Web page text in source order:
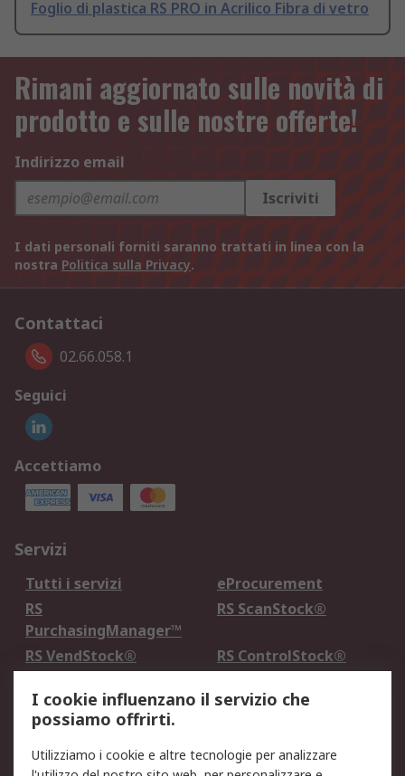
Foglio di plastica RS PRO in Acrilico Fibra di vetro
Rimani aggiornato sulle novità di
prodotto e sulle nostre offerte!
Indirizzo email
Iscriviti
I dati personali forniti saranno trattati in linea con la
nostra Politica sulla Privacy.
Contattaci
02.66.058.1
Seguici
Accettiamo
Servizi
Tutti i servizi
eProcurement
RS
PurchasingManager™
RS ScanStock®
RS VendStock®
RS ControlStock®
Legale
Informativa Cookie
Informativa Privacy -
I cookie influenzano il servizio che
possiamo offrirti.
Utilizziamo i cookie e altre tecnologie per analizzare